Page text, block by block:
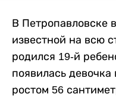
В Петропавловске
известной на всю
родился 19-й
появилась
ростом 56